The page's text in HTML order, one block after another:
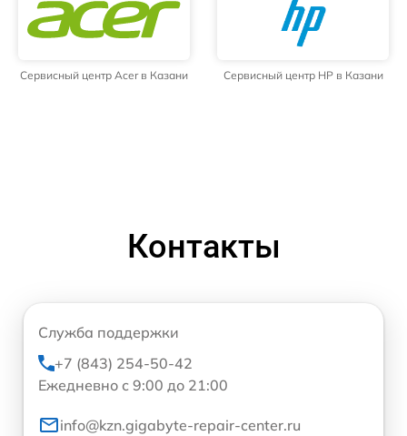
Сервисный центр Acer в Казани Сервисный центр HP в Казани
Контакты
Служба поддержки
+7 (843) 254-50-42
Ежедневно с 9:00 до 21:00
info@kzn.gigabyte-repair-center.ru